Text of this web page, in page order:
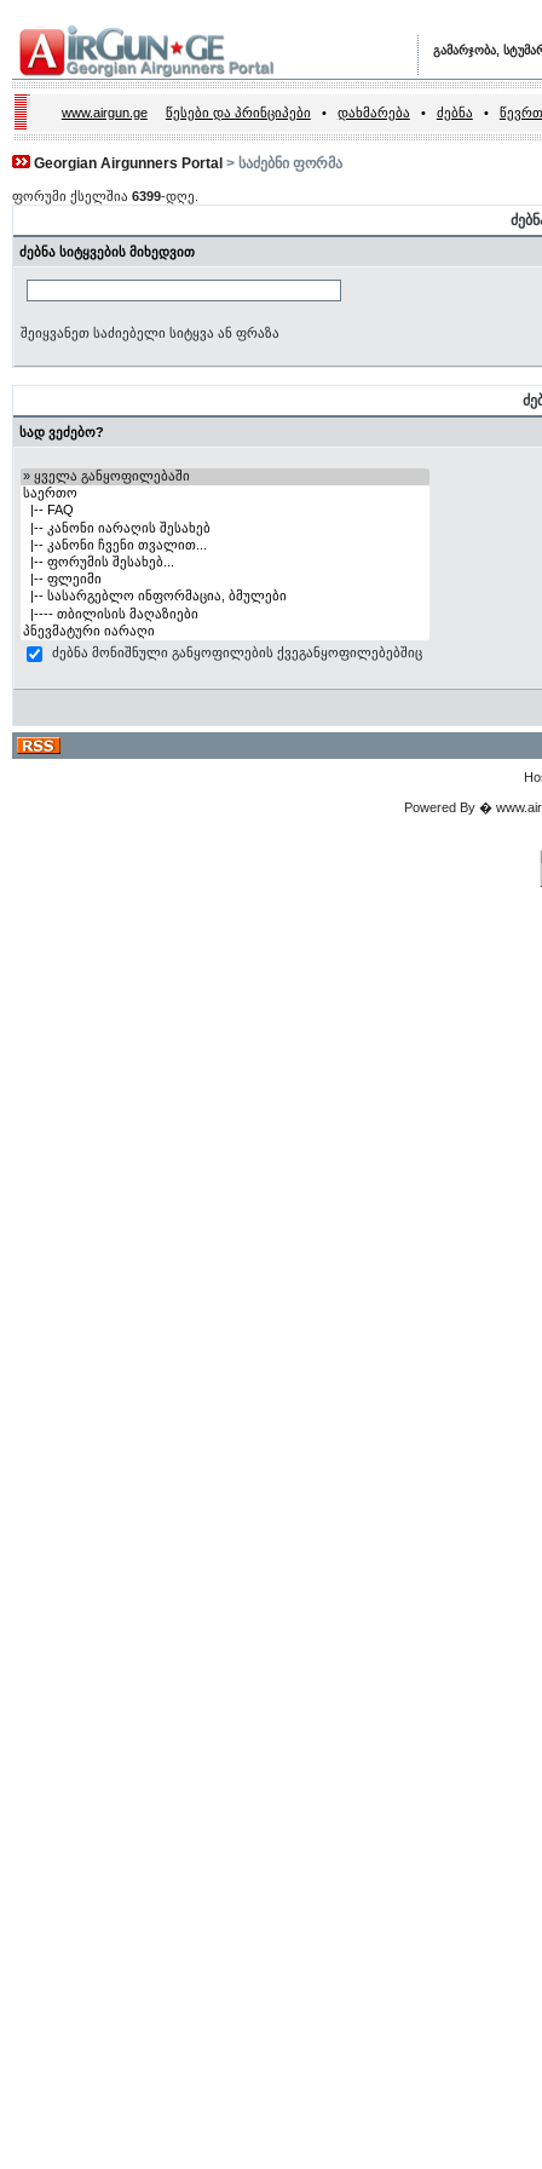
გამარჯობა,
www.airgun.ge წესები და პრინციპები • დახმარება • ძებნა •
Georgian Airgunners Portal > საძებნი ფორმა
ფორუმი ქსელშია 6399-დღე.
ძებნა სიტყვების მიხედვით
შეიყვანეთ საძიებელი სიტყვა ან ფრაზა
სად ვეძებო?
ძებნა მონიშნული განყოფილების ქვეგანყოფილებებშიც
Powered By �